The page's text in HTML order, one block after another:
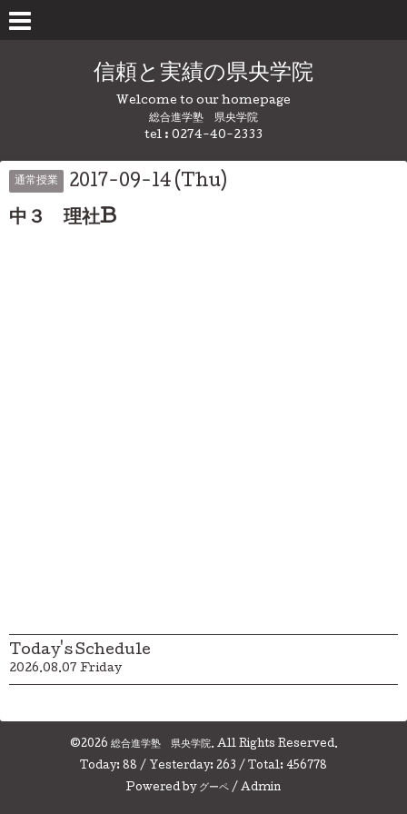
信頼と実績の県央学院
Welcome to our homepage
総合進学塾 県央学院
tel : 0274-40-2333
通常授業 2017-09-14 (Thu)
中３ 理社B
Today's Schedule
2026.08.07 Friday
©2026 総合進学塾 県央学院. All Rights Reserved.
Today: 88 / Yesterday: 263 / Total: 456778
Powered by グーペ / Admin